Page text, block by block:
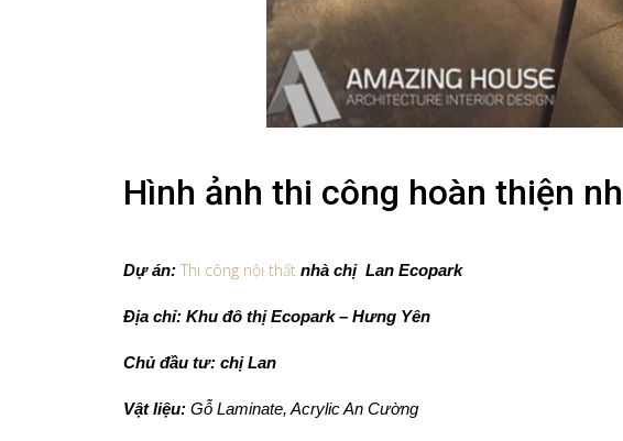
Hình ảnh thi công hoàn thiện
Dự án: Thi công nội thất nhà chị Lan Ecopark
Địa chỉ: Khu đô thị Ecopark – Hưng Yên
Chủ đầu tư: chị Lan
Vật liệu: Gỗ Laminate, Acrylic An Cường